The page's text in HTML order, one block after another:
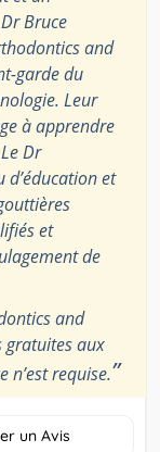
Bruce
and
garde du
Leur
à apprendre
Dr
et
et
de
and
gratuites aux
n’est requise.”
un Avis